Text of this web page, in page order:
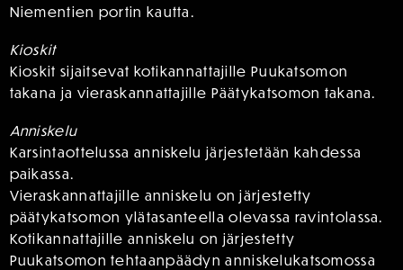
Niementien portin kautta.
Kioskit
Kioskit sijaitsevat kotikannattajille Puukatsomon
takana ja vieraskannattajille Päätykatsomon takana.
Anniskelu
Karsintaottelussa anniskelu järjestetään kahdessa
paikassa.
Vieraskannattajille anniskelu on järjestetty
päätykatsomon ylätasanteella olevassa ravintolassa.
Kotikannattajille anniskelu on järjestetty
Puukatsomon tehtaanpäädyn anniskelukatsomossa